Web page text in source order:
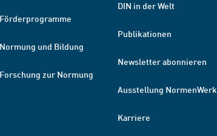
Förderprogramme
Normung und Bildung
Forschung zur Normung
DIN in der Welt
Publikationen
Newsletter abonnieren
Ausstellung NormenWerk
Karriere